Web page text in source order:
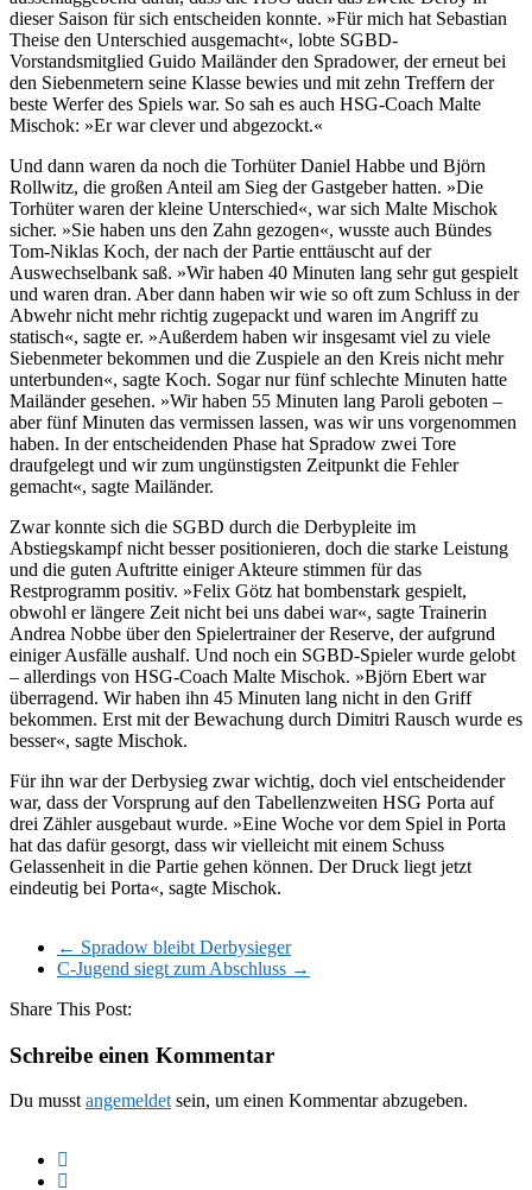
dieser Saison für sich entscheiden konnte. »Für mich hat Sebastian
Theise den Unterschied ausgemacht«, lobte SGBD-
Vorstandsmitglied Guido Mailänder den Spradower, der erneut bei
den Siebenmetern seine Klasse bewies und mit zehn Treffern der
beste Werfer des Spiels war. So sah es auch HSG-Coach Malte
Mischok: »Er war clever und abgezockt.«
Und dann waren da noch die Torhüter Daniel Habbe und Björn
Rollwitz, die großen Anteil am Sieg der Gastgeber hatten. »Die
Torhüter waren der kleine Unterschied«, war sich Malte Mischok
sicher. »Sie haben uns den Zahn gezogen«, wusste auch Bündes
Tom-Niklas Koch, der nach der Partie enttäuscht auf der
Auswechselbank saß. »Wir haben 40 Minuten lang sehr gut gespielt
und waren dran. Aber dann haben wir wie so oft zum Schluss in der
Abwehr nicht mehr richtig zugepackt und waren im Angriff zu
statisch«, sagte er. »Außerdem haben wir insgesamt viel zu viele
Siebenmeter bekommen und die Zuspiele an den Kreis nicht mehr
unterbunden«, sagte Koch. Sogar nur fünf schlechte Minuten hatte
Mailänder gesehen. »Wir haben 55 Minuten lang Paroli geboten –
aber fünf Minuten das vermissen lassen, was wir uns vorgenommen
haben. In der entscheidenden Phase hat Spradow zwei Tore
draufgelegt und wir zum ungünstigsten Zeitpunkt die Fehler
gemacht«, sagte Mailänder.
Zwar konnte sich die SGBD durch die Derbypleite im
Abstiegskampf nicht besser positionieren, doch die starke Leistung
und die guten Auftritte einiger Akteure stimmen für das
Restprogramm positiv. »Felix Götz hat bombenstark gespielt,
obwohl er längere Zeit nicht bei uns dabei war«, sagte Trainerin
Andrea Nobbe über den Spielertrainer der Reserve, der aufgrund
einiger Ausfälle aushalf. Und noch ein SGBD-Spieler wurde gelobt
– allerdings von HSG-Coach Malte Mischok. »Björn Ebert war
überragend. Wir haben ihn 45 Minuten lang nicht in den Griff
bekommen. Erst mit der Bewachung durch Dimitri Rausch wurde es
besser«, sagte Mischok.
Für ihn war der Derbysieg zwar wichtig, doch viel entscheidender
war, dass der Vorsprung auf den Tabellenzweiten HSG Porta auf
drei Zähler ausgebaut wurde. »Eine Woche vor dem Spiel in Porta
hat das dafür gesorgt, dass wir vielleicht mit einem Schuss
Gelassenheit in die Partie gehen können. Der Druck liegt jetzt
eindeutig bei Porta«, sagte Mischok.
← Spradow bleibt Derbysieger
C-Jugend siegt zum Abschluss →
Share This Post:
Schreibe einen Kommentar
Du musst angemeldet sein, um einen Kommentar abzugeben.